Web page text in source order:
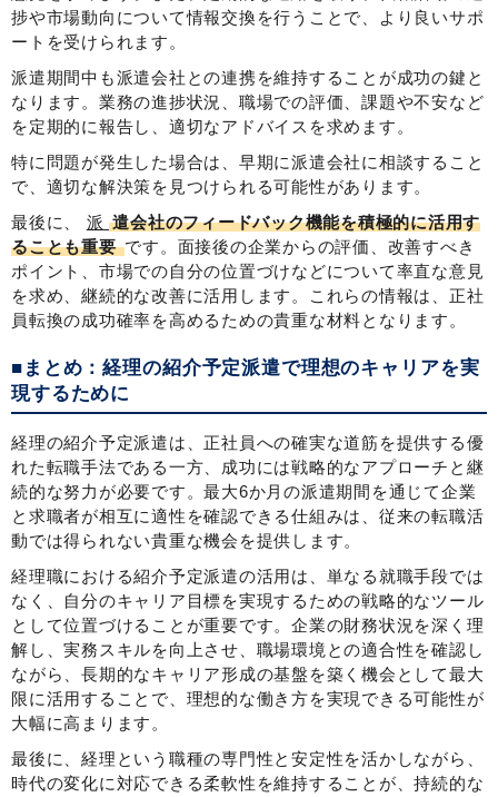
捗や市場動向について情報交換を行うことで、より良いサポ
ートを受けられます。
派遣期間中も派遣会社との連携を維持することが成功の鍵と
なります。業務の進捗状況、職場での評価、課題や不安など
を定期的に報告し、適切なアドバイスを求めます。
特に問題が発生した場合は、早期に派遣会社に相談すること
で、適切な解決策を見つけられる可能性があります。
最後に、 派遣会社のフィードバック機能を積極的に活用す
ることも重要 です。面接後の企業からの評価、改善すべき
ポイント、市場での自分の位置づけなどについて率直な意見
を求め、継続的な改善に活用します。これらの情報は、正社
員転換の成功確率を高めるための貴重な材料となります。
■まとめ：経理の紹介予定派遣で理想のキャリアを実
現するために
経理の紹介予定派遣は、正社員への確実な道筋を提供する優
れた転職手法である一方、成功には戦略的なアプローチと継
続的な努力が必要です。最大6か月の派遣期間を通じて企業
と求職者が相互に適性を確認できる仕組みは、従来の転職活
動では得られない貴重な機会を提供します。
経理職における紹介予定派遣の活用は、単なる就職手段では
なく、自分のキャリア目標を実現するための戦略的なツール
として位置づけることが重要です。企業の財務状況を深く理
解し、実務スキルを向上させ、職場環境との適合性を確認し
ながら、長期的なキャリア形成の基盤を築く機会として最大
限に活用することで、理想的な働き方を実現できる可能性が
大幅に高まります。
最後に、経理という職種の専門性と安定性を活かしながら、
時代の変化に対応できる柔軟性を維持することが、持続的な